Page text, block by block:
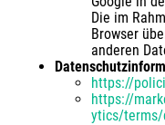
Die im
Browser
anderen
https://
https://
ytics/